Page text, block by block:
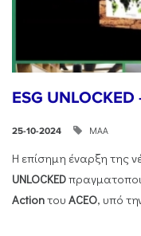
ESG UNLOCKED
25-10-2024 ΜΑΑ
Η επίσημη έναρξη της
UNLOCKED
Actionτου ACEO, υπό